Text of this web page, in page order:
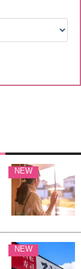
NEW
NEW